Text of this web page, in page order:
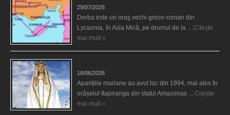
29/07/2026
Derba este un oraş vechi greco-roman din
Lycaonia, în Asia Mică, pe drumul de la …Citește
mai mult »
16/06/2026
Aparițiile mariane au avut loc din 1994, mai ales în
orășelul Itapiranga din statul Amazonas …Citește
mai mult »